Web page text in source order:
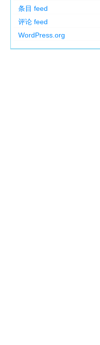
条目 feed
评论 feed
WordPress.org